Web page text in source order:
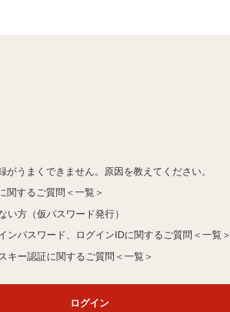
がうまくできません。原因を教えてください。
関するご質問＜一覧＞
い方（仮パスワード発行）
ンパスワード、ログインIDに関するご質問＜一覧＞
キー認証に関するご質問＜一覧＞
ログイン